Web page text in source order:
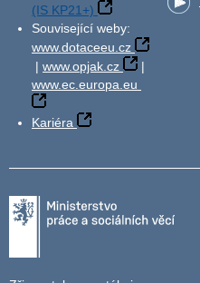
(IS KP21+)
Související weby:
www.dotaceeu.cz
| www.opjak.cz
|
www.ec.europa.eu
Kariéra